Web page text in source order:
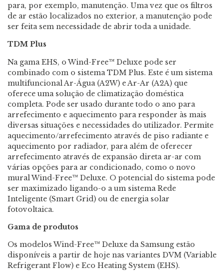
para, por exemplo, manutenção. Uma vez que os filtros
de ar estão localizados no exterior, a manutenção pode
ser feita sem necessidade de abrir toda a unidade.
TDM Plus
Na gama EHS, o Wind-Free™ Deluxe pode ser
combinado com o sistema TDM Plus. Este é um sistema
multifuncional Ar-Água (A2W) e Ar-Ar (A2A) que
oferece uma solução de climatização doméstica
completa. Pode ser usado durante todo o ano para
arrefecimento e aquecimento para responder às mais
diversas situações e necessidades do utilizador. Permite
aquecimento/arrefecimento através de piso radiante e
aquecimento por radiador, para além de oferecer
arrefecimento através de expansão direta ar-ar com
várias opções para ar condicionado, como o novo
mural Wind-Free™ Deluxe. O potencial do sistema pode
ser maximizado ligando-o a um sistema Rede
Inteligente (Smart Grid) ou de energia solar
fotovoltaica.
Gama de produtos
Os modelos Wind-Free™ Deluxe da Samsung estão
disponíveis a partir de hoje nas variantes DVM (Variable
Refrigerant Flow) e Eco Heating System (EHS).